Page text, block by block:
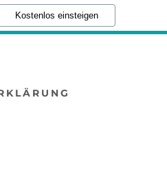
Kostenlos einsteigen